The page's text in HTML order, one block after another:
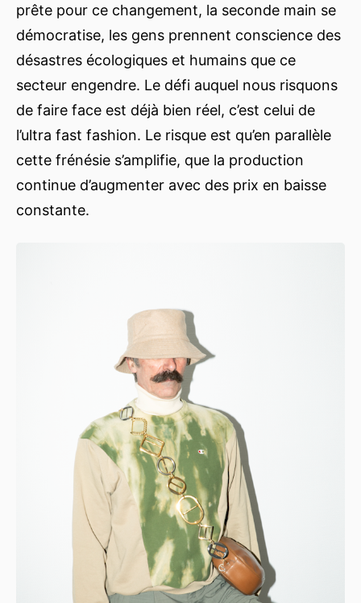
prête pour ce changement, la seconde main se
démocratise, les gens prennent conscience des
désastres écologiques et humains que ce
secteur engendre. Le défi auquel nous risquons
de faire face est déjà bien réel, c’est celui de
l’ultra fast fashion. Le risque est qu’en parallèle
cette frénésie s’amplifie, que la production
continue d’augmenter avec des prix en baisse
constante.